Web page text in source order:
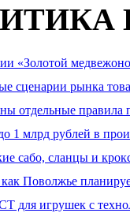
«Золотой
сценарии рынка
отдельные правила
млрд рублей в
сабо, сланцы и
Поволжье
для игрушек с